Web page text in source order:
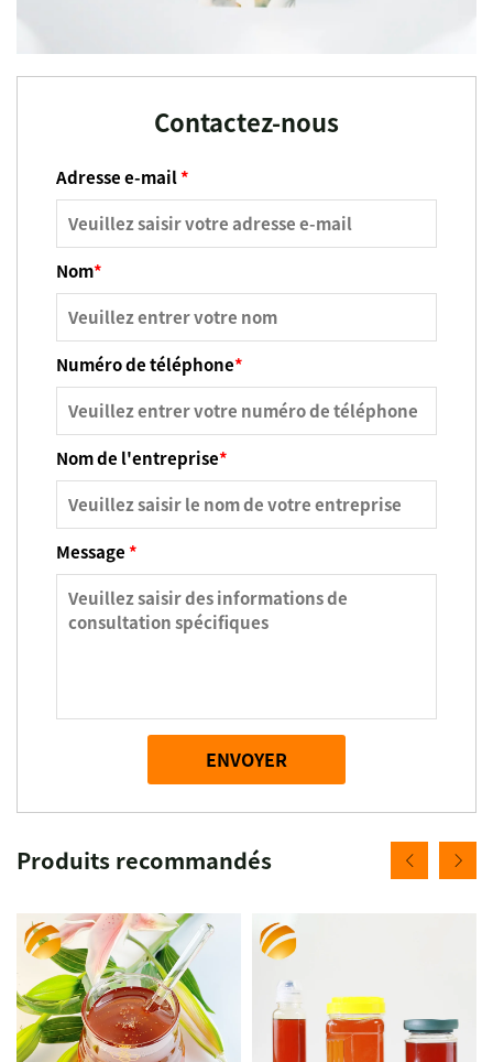
Contactez-nous
Adresse e-mail*
Nom*
Numéro de téléphone*
Nom de l'entreprise*
Message*
ENVOYER
Produits recommandés